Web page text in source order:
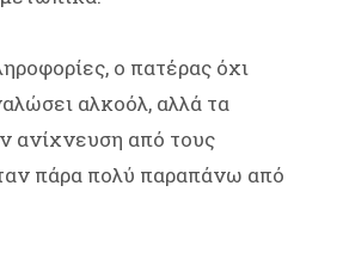
ο πατέρας όχι
αλκοόλ, αλλά τα
ανίχνευση από τους
πάρα πολύ παραπάνω από